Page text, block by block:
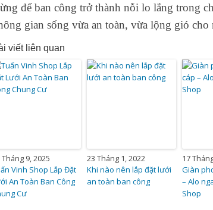
để ban công trở thành nỗi lo lắng trong
gian sống vừa an toàn, vừa lộng gió
viết liên quan
Tháng 9, 2025
Vinh Shop Lắp Đặt
An Toàn Ban Công
Cư
23 Tháng 1, 2022
Khi nào nên lắp đặt lưới
an toàn ban công
17
Giàn
– Alo
Shop